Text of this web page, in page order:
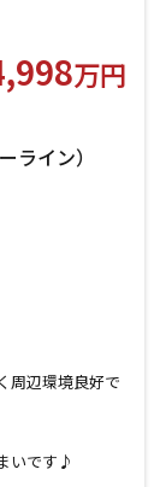
万円
ライン）
周辺環境良好で
いです♪